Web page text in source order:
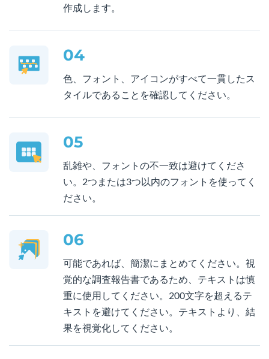
作成します。
04
色、フォント、アイコンがすべて一貫したス
タイルであることを確認してください。
05
乱雑や、フォントの不一致は避けてくださ
い。2つまたは3つ以内のフォントを使ってく
ださい。
06
可能であれば、簡潔にまとめてください。視
覚的な調査報告書であるため、テキストは慎
重に使用してください。200文字を超えるテ
キストを避けてください。テキストより、結
果を視覚化してください。